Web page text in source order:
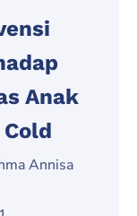
Anak
Annisa